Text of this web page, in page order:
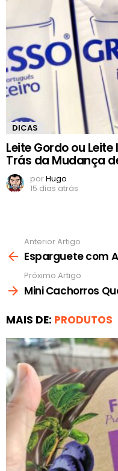
DICAS
Leite Gordo ou
Trás da Mudança
porHugo
15 dias atrás
mais
Anterior Artigo
Esparguete com
Próximo Artigo
Mini Cachorros
MAIS DE: PRODUTOS